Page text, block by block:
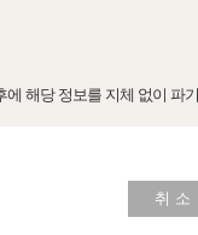
해당 정보를 지체 없이 파
취 소